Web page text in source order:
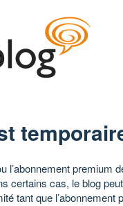
l’abonnement premium
certains cas, le blog
tant que l’abonnement